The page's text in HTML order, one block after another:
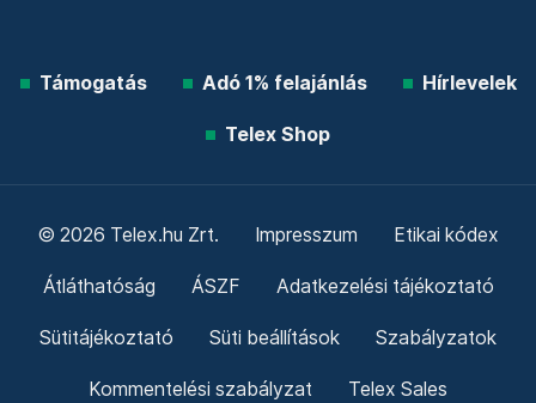
Támogatás Adó 1% felajánlás Hírlevelek
Telex Shop
© 2026 Telex.hu Zrt. Impresszum Etikai kódex
Átláthatóság ÁSZF Adatkezelési tájékoztató
Sütitájékoztató Süti beállítások Szabályzatok
Kommentelési szabályzat Telex Sales